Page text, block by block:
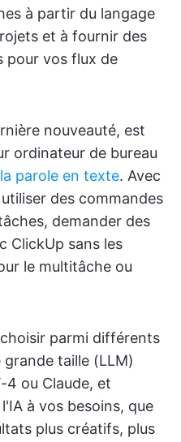
à partir du langage
et à fournir des
pour vos flux de
nouveauté, est
ordinateur de bureau
parole en texte. Avec
des commandes
demander des
ClickUp sans les
le multitâche ou
parmi différents
taille (LLM)
4 ou Claude, et
à vos besoins, que
plus créatifs, plus